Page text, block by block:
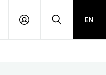
PŘIHLÁSITHLEDAT
EN